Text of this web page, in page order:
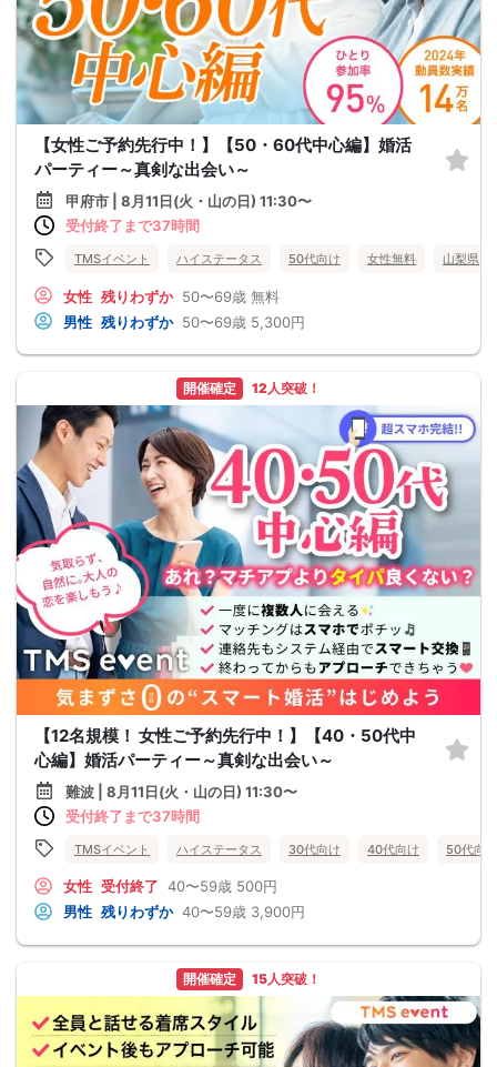
【女性ご予約先行中！】【50・60代中心編】婚活
パーティー～真剣な出会い～
甲府市 | 8月11日(火・山の日) 11:30〜
受付終了まで37時間
TMSイベント ハイステータス 50代向け 女性無料 山梨県
女性 残りわずか 50〜69歳 無料
男性 残りわずか 50〜69歳 5,300円
開催確定 12人突破！
【12名規模！ 女性ご予約先行中！】【40・50代中
心編】婚活パーティー～真剣な出会い～
難波 | 8月11日(火・山の日) 11:30〜
受付終了まで37時間
TMSイベント ハイステータス 30代向け 40代向け 50代向け
女性 受付終了 40〜59歳 500円
男性 残りわずか 40〜59歳 3,900円
開催確定 15人突破！